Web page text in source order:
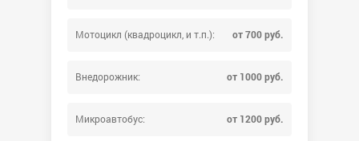
Мотоцикл (квадроцикл, и т.п.): от 700 руб.
Внедорожник: от 1000 руб.
Микроавтобус: от 1200 руб.